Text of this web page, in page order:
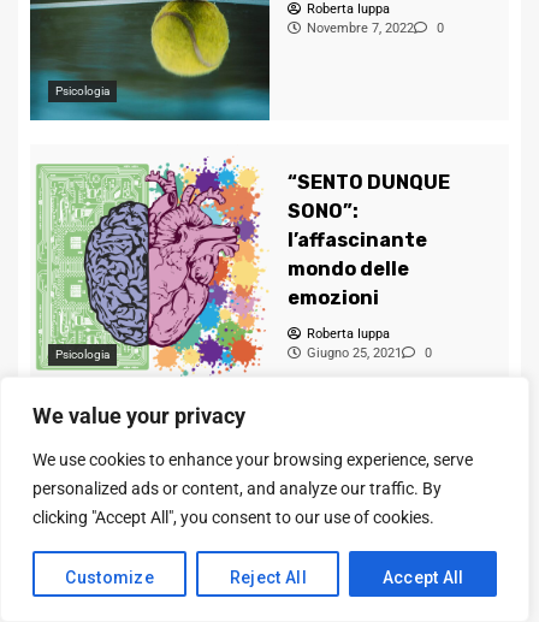
We value your privacy
We use cookies to enhance your browsing experience, serve
personalized ads or content, and analyze our traffic. By
clicking "Accept All", you consent to our use of cookies.
Customize Reject All Accept All
Psicologia
Roberta Iuppa
Novembre 7, 2022
0
Psicologia
“SENTO DUNQUE
SONO”:
l’affascinante
mondo delle
emozioni
Roberta Iuppa
Giugno 25, 2021
0
“Terra e acqua”:
uno sguardo
alternativo sulle
Marzo 11, 2021
2